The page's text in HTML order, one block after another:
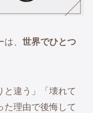
、 世界でひとつ
と違う」「壊れて
た理由で後悔して